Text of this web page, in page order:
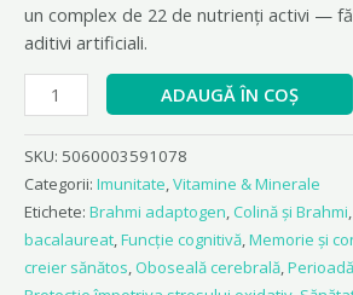
un complex de 22 de nutrienți activi —
aditivi artificiali.
ADAUGĂ ÎN COȘ
SKU: 5060003591078
Categorii: Imunitate,Vitamine & Minerale
Etichete: Brahmi adaptogen,Colină și Brahmi,
bacalaureat,Funcție cognitivă,Memorie și
creier sănătos, Oboseală cerebrală,